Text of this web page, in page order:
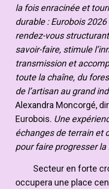
la fois enracinée et
durable : Eurobois
rendez-vous
savoir-faire, stimule
transmission et
toute la chaîne, du
de l’artisan au grand
Alexandra Moncorgé,
Eurobois. Une
échanges de terrain et
pour faire progresser
Secteur en forte
occupera une place